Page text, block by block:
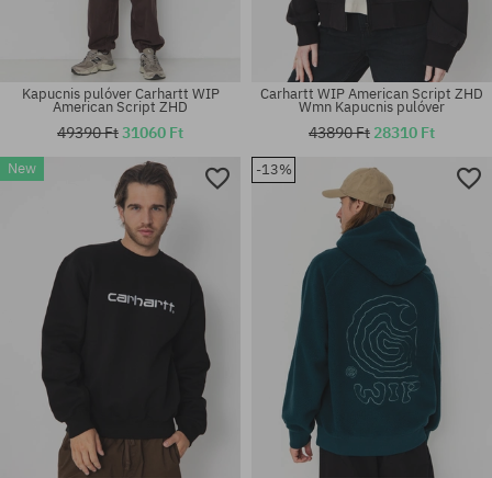
Elérhető méretek:
Elérhető méretek:
Kapucnis pulóver Carhartt WIP
American Script ZHD
49390 Ft31060 Ft
Carhartt WIP American Script ZHD
Wmn Kapucnis pulóver
43890 Ft 28310 Ft
New -13%